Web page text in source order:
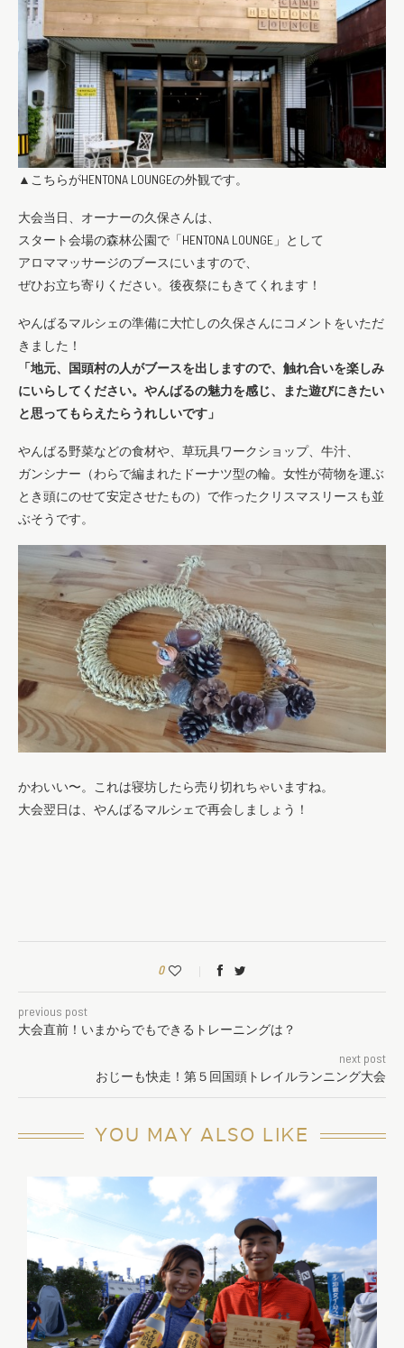
▲こちらがHENTONA LOUNGEの外観です。
大会当日、オーナーの久保さんは、
スタート会場の森林公園で「HENTONA LOUNGE」として
アロママッサージのブースにいますので、
ぜひお立ち寄りください。後夜祭にもきてくれます！
やんばるマルシェの準備に大忙しの久保さんにコメントをいただ
きました！
「地元、国頭村の人がブースを出しますので、 触れ合いを楽しみ
にいらしてください。 やんばるの魅力を感じ、また遊びにきたい
と思ってもらえたらうれしいです」
やんばる野菜などの食材や、草玩具ワークショップ、牛汁、
ガンシナー（わらで編まれたドーナツ型の輪。女性が荷物を運ぶ
とき頭にのせて安定させたもの）で作ったクリスマスリースも並
ぶそうです。
かわいい〜。これは寝坊したら売り切れちゃいますね。
大会翌日は、やんばるマルシェで再会しましょう！
0
previous post
大会直前！いまからでもできるトレーニングは？
next post
おじーも快走！第５回国頭トレイルランニング大会
YOU MAY ALSO LIKE